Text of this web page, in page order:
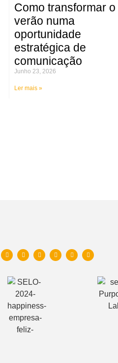
Como transformar o
verão numa
oportunidade
estratégica de
comunicação
Junho 23, 2026
Ler mais »